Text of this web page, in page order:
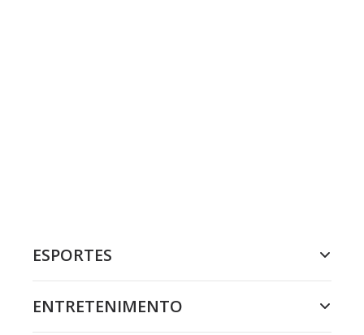
ESPORTES
ENTRETENIMENTO